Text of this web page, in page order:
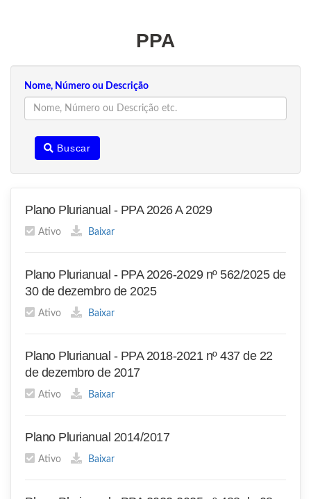
PPA
Nome, Número ou Descrição
Buscar
Plano Plurianual - PPA 2026 A 2029
Ativo Baixar
Plano Plurianual - PPA 2026-2029 nº 562/2025 de
30 de dezembro de 2025
Ativo Baixar
Plano Plurianual - PPA 2018-2021 nº 437 de 22
de dezembro de 2017
Ativo Baixar
Plano Plurianual 2014/2017
Ativo Baixar